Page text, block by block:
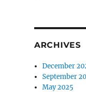
ARCHIVES
December
September
May 2025